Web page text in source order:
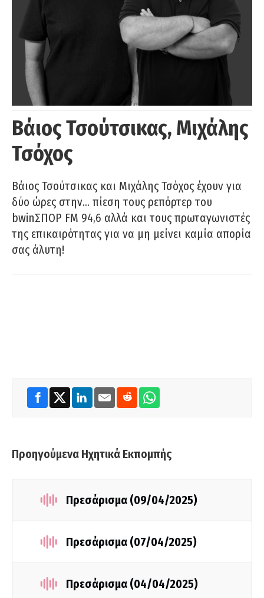
Βάιος Τσούτσικας, Μιχάλης
Τσόχος
Βάιος Τσούτσικας και Μιχάλης Τσόχος έχουν για
δύο ώρες στην… πίεση τους ρεπόρτερ του
bwinΣΠΟΡ FM 94,6 αλλά και τους πρωταγωνιστές
της επικαιρότητας για να μη μείνει καμία απορία
σας άλυτη!
Προηγούμενα Ηχητικά Εκπομπής
Πρεσάρισμα (09/04/2025)
Πρεσάρισμα (07/04/2025)
Πρεσάρισμα (04/04/2025)